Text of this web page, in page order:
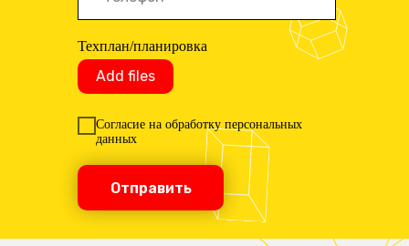
Техплан/планировка
Add files
Согласие на обработку персональных
данных
Отправить